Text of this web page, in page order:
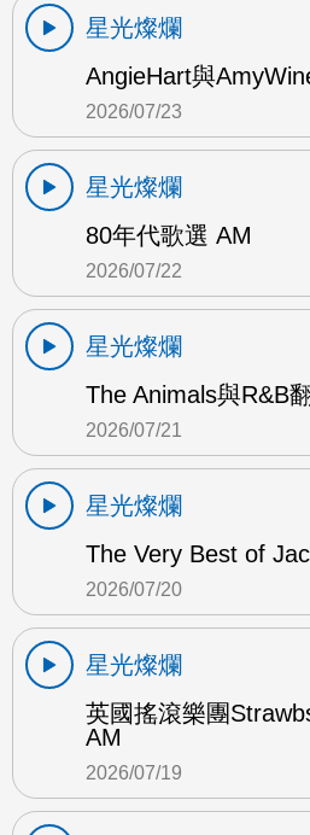
星光燦爛
AngieHart與
2026/07/23
星光燦爛
80年代歌選 AM
2026/07/22
星光燦爛
The Animals與R&B
2026/07/21
星光燦爛
The Very Best of
2026/07/20
星光燦爛
英國搖滾樂團
AM
2026/07/19